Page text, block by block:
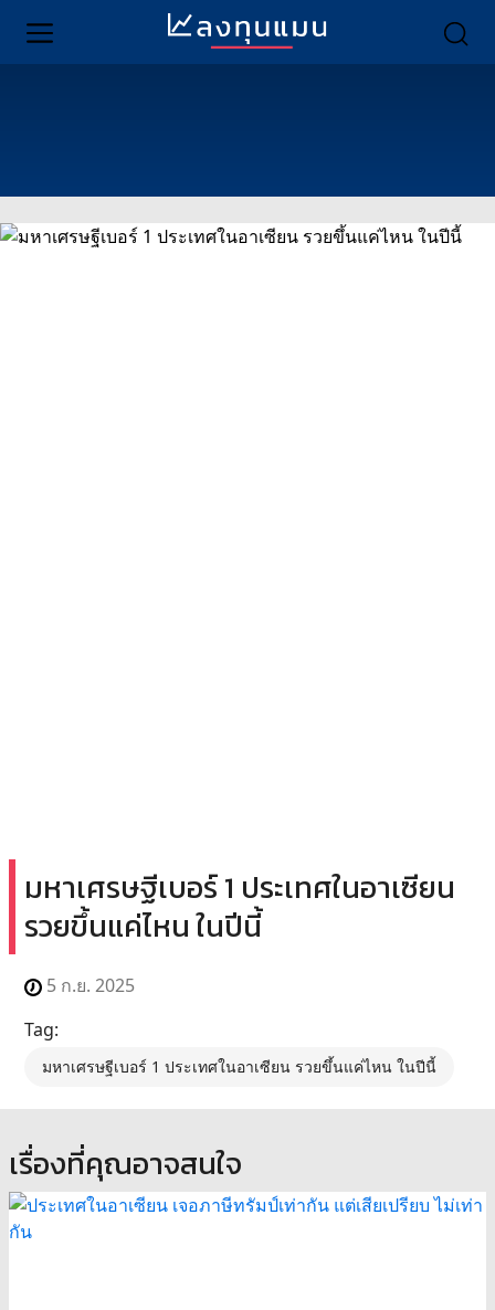
มหาเศรษฐีเบอร์ 1 ประเทศในอาเซียน
รวยขึ้นแค่ไหน ในปีนี้
5 ก.ย. 2025
Tag:
มหาเศรษฐีเบอร์ 1 ประเทศในอาเซียน รวยขึ้นแค่ไหน ในปีนี้
เรื่องที่คุณอาจสนใจ